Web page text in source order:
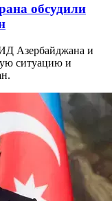
обсудили
Азербайджана и
ситуацию и